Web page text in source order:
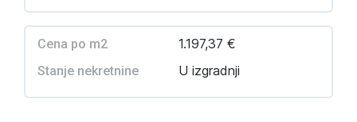
Cena po m2 1.197,37 €
Stanje nekretnine U izgradnji